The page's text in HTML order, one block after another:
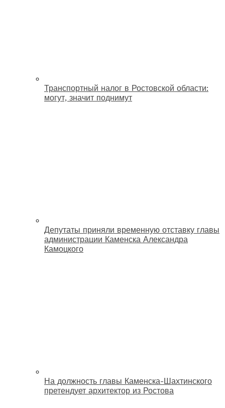
Транспортный налог в Ростовской области:
могут, значит поднимут
Депутаты приняли временную отставку главы
администрации Каменска Александра
Камоцкого
На должность главы Каменска-Шахтинского
претендует архитектор из Ростова